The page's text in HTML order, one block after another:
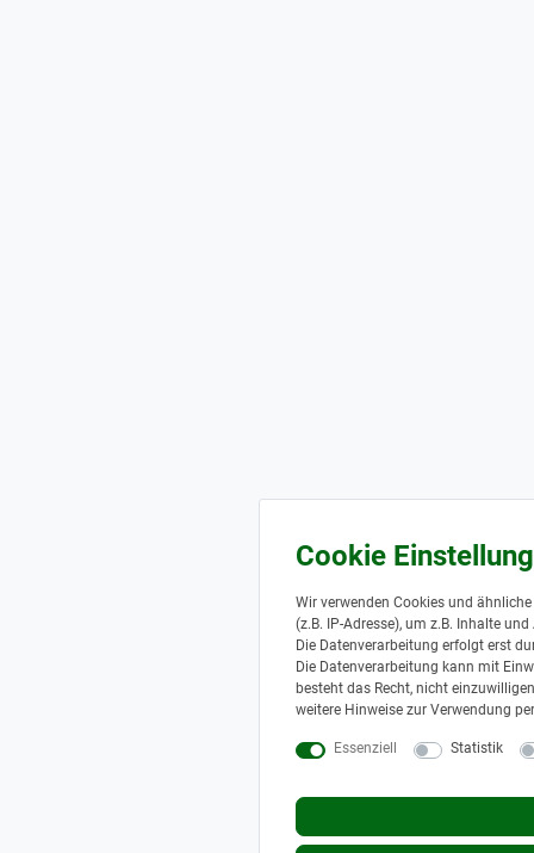
Wir verwenden Cookies und
(z.B. IP-Adresse), um z.B. Inhalte
Die Datenverarbeitung erfolgt erst
Die Datenverarbeitung kann mit
besteht das Recht, nicht
weitere Hinweise zur Verwendung
Essenziell Statistik